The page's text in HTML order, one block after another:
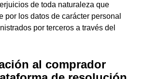
de toda naturaleza que
por los datos de carácter personal
por terceros a través del
al comprador